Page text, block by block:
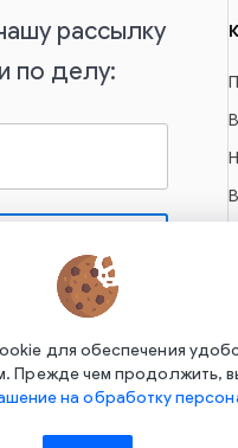
рассылку
по делу:
вы даете согласие на
данных и
для обеспечения
Прежде чем продолжить,
на обработку